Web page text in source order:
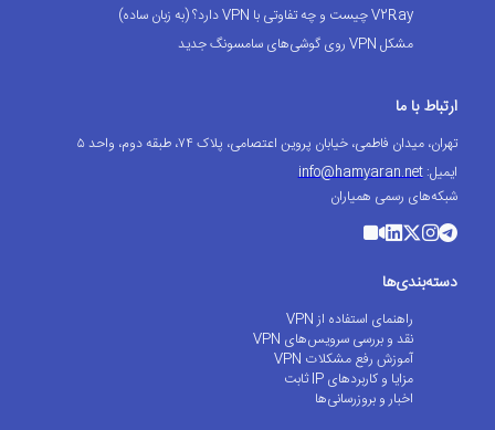
V2Ray چیست و چه تفاوتی با VPN دارد؟ (به زبان ساده)
مشکل VPN روی گوشی‌های سامسونگ جدید
ارتباط با ما
تهران، میدان فاطمی، خیابان پروین اعتصامی، پلاک ۷۴، طبقه دوم، واحد ۵
ایمیل:info@hamyaran.net
شبکه‌های رسمی همیاران
دسته‌بندی‌ها
راهنمای استفاده از VPN
نقد و بررسی سرویس‌های VPN
آموزش رفع مشکلات VPN
مزایا و کاربردهای IP ثابت
اخبار و بروزرسانی‌ها